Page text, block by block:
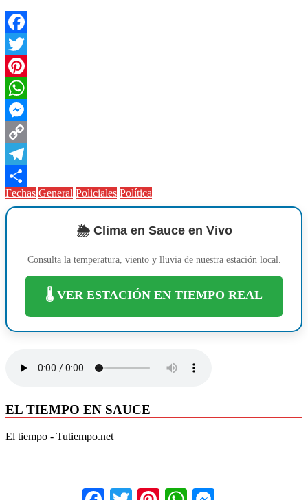
Facebook
Twitter
Pinterest
WhatsApp
Messenger
Copy
Link
Telegram
Compartir
Fechas General Policiales Política
🌦️ Clima en Sauce en Vivo
Consulta la temperatura, viento y lluvia de nuestra estación local.
🌡️ VER ESTACIÓN EN TIEMPO REAL
EL TIEMPO EN SAUCE
El tiempo - Tutiempo.net
FacebookTwitterPinterestWhatsAppMessenger